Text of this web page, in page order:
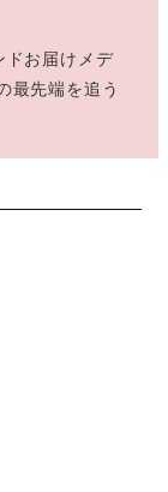
ドお届けメデ
最先端を追う